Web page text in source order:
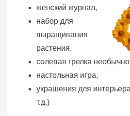
женский журнал,
набор для
выращивания
растения,
солевая грелка
настольная игра,
украшения для
т.д.)